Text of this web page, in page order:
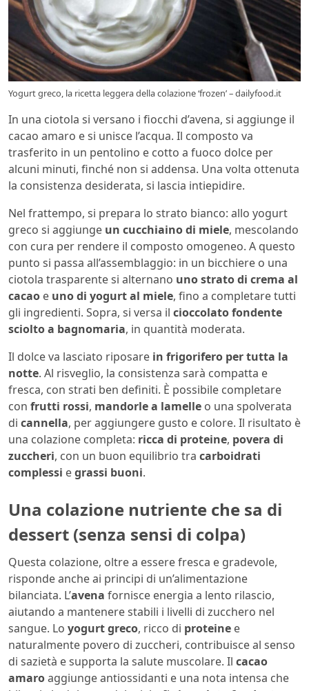
Yogurt greco, la ricetta leggera della colazione ‘frozen’ – dailyfood.it
In una ciotola si versano i fiocchi d’avena, si aggiunge il
cacao amaro e si unisce l’acqua. Il composto va
trasferito in un pentolino e cotto a fuoco dolce per
alcuni minuti, finché non si addensa. Una volta ottenuta
la consistenza desiderata, si lascia intiepidire.
Nel frattempo, si prepara lo strato bianco: allo yogurt
greco si aggiunge un cucchiaino di miele, mescolando
con cura per rendere il composto omogeneo. A questo
punto si passa all’assemblaggio: in un bicchiere o una
ciotola trasparente si alternano uno strato di crema al
cacao e uno di yogurt al miele, fino a completare tutti
gli ingredienti. Sopra, si versa il cioccolato fondente
sciolto a bagnomaria, in quantità moderata.
Il dolce va lasciato riposare in frigorifero per tutta la
notte. Al risveglio, la consistenza sarà compatta e
fresca, con strati ben definiti. È possibile completare
con frutti rossi, mandorle a lamelle o una spolverata
di cannella, per aggiungere gusto e colore. Il risultato è
una colazione completa: ricca di proteine, povera di
zuccheri, con un buon equilibrio tra carboidrati
complessi egrassi buoni.
Una colazione nutriente che sa di
dessert (senza sensi di colpa)
Questa colazione, oltre a essere fresca e gradevole,
risponde anche ai principi di un’alimentazione
bilanciata. L’avena fornisce energia a lento rilascio,
aiutando a mantenere stabili i livelli di zucchero nel
sangue. Lo yogurt greco, ricco di proteine e
naturalmente povero di zuccheri, contribuisce al senso
di sazietà e supporta la salute muscolare. Il cacao
amaroaggiunge antiossidanti e una nota intensa che